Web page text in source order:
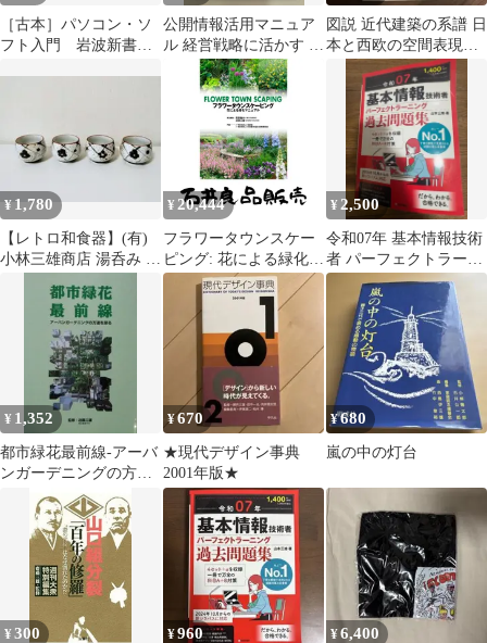
［古本］パソコン・ソ
フト入門 岩波新書
公開情報活用マニュア
ル 経営戦略に活かす ト
レンド分析から戦略シ
ナリオ作成まで61のノ
ウハウ 鈴木 三雄 PHP
研究所【除籍本】
【TOKO】
図説 近代建築の系譜 日
本と西欧の空間表現を
読む
¥ 1,780
【レトロ和食器】(有)
小林三雄商店 湯呑み ぐ
¥ 20,444
フラワータウンスケー
ピング: 花による緑化マ
ニュアル 安藤 敏夫; 近
¥ 2,500
令和07年 基本情報技術
者 パーフェクトラーニ
ング過去問題集
¥ 1,352
都市緑花最前線-アーバ
ンガーデニングの方途
を探る 近藤三雄
¥670
★現代デザイン事典
2001年版★
¥680
嵐の中の灯台
¥300 ¥960 ¥6,400